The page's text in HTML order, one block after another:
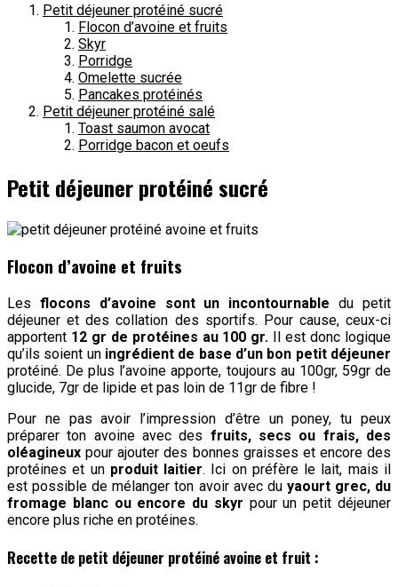
Petit déjeuner protéiné sucré
Flocon d’avoine et fruits
Skyr
Porridge
Omelette sucrée
Pancakes protéinés
Petit déjeuner protéiné salé
Toast saumon avocat
Porridge bacon et oeufs
Petit déjeuner protéiné sucré
Flocon d’avoine et fruits
Les flocons d’avoine sont un incontournable du petit
déjeuner et des collation des sportifs. Pour cause, ceux-ci
apportent 12 gr de protéines au 100 gr. Il est donc logique
qu’ils soient un ingrédient de base d’un bon petit déjeuner
protéiné. De plus l’avoine apporte, toujours au 100gr, 59gr de
glucide, 7gr de lipide et pas loin de 11gr de fibre !
Pour ne pas avoir l’impression d’être un poney, tu peux
préparer ton avoine avec des fruits, secs ou frais, des
oléagineux pour ajouter des bonnes graisses et encore des
protéines et un produit laitier. Ici on préfère le lait, mais il
est possible de mélanger ton avoir avec du yaourt grec, du
fromage blanc ou encore du skyr pour un petit déjeuner
encore plus riche en protéines.
Recette de petit déjeuner protéiné avoine et fruit :